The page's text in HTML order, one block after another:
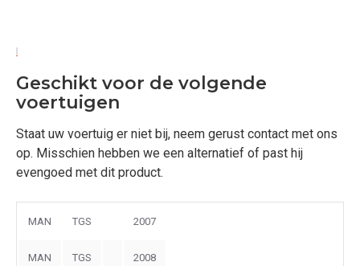
Geschikt voor de volgende
voertuigen
Staat uw voertuig er niet bij, neem gerust contact met ons
op. Misschien hebben we een alternatief of past hij
evengoed met dit product.
MAN TGS 2007
MAN TGS 2008